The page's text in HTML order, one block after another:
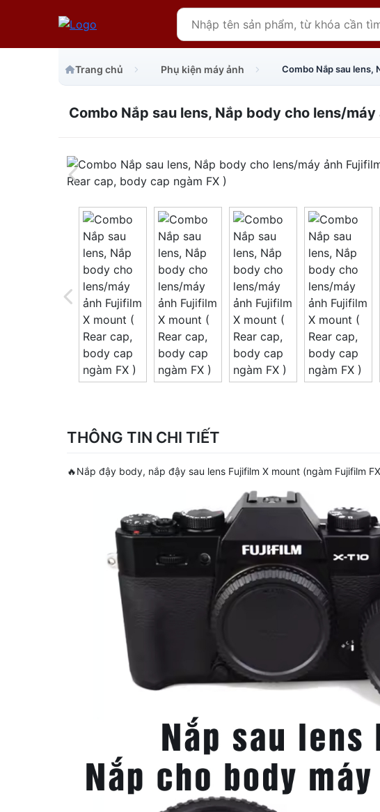
Trang chủ Phụ kiện máy ảnh
Combo Nắp sau lens, Nắp body cho lens/
THÔNG TIN CHI TIẾT
🔥Nắp đậy body, nắp đậy sau lens Fujifilm X mount (ngàm Fujifilm
Dây Bấm Mềm Cuely RR-90
Version 2 - Remote Điều Khiển
Từ Xa Cho Máy Fujifilm
Nikon/Nikkor Nắp Đậy Ống
Kính, Cáp Trước Lens Nikkor
39,000 đ
Giá
Tổng